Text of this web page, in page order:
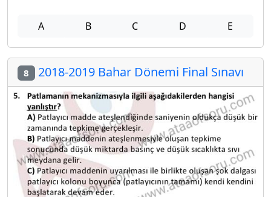
A B C D E
8 2018-2019 Bahar Dönemi Final Sınavı